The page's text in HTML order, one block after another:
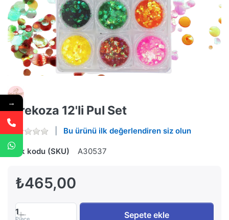
Strekoza 12'li Pul Set
Bu ürünü ilk değerlendiren siz olun
Stok kodu (SKU) A30537
₺465,00
1 Sepete ekle
→